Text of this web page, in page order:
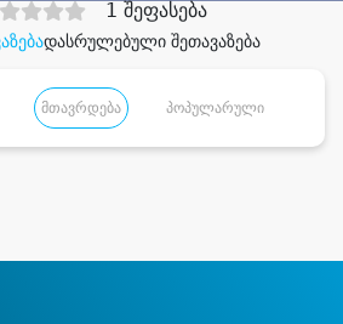
დასრულებული შეთავაზება
1 შეფასება
მთავრდება პოპულარული